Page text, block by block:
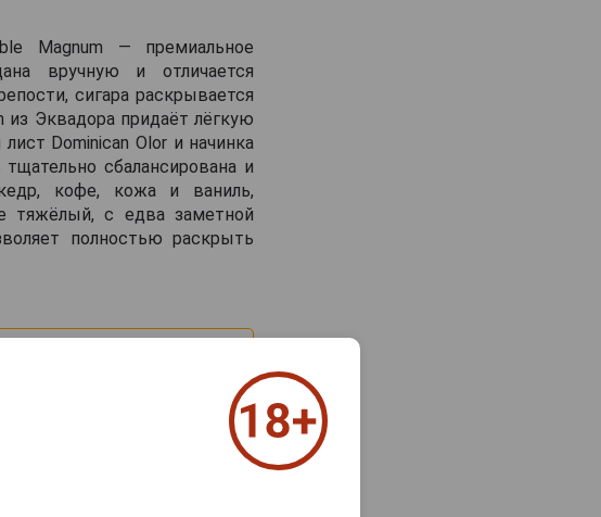
Magnum — премиальное
вручную и отличается
сигара раскрывается
из Эквадора придаёт лёгкую
Dominican Olor и начинка
сбалансирована и
кофе, кожа и ваниль,
тяжёлый, с едва заметной
полностью раскрыть